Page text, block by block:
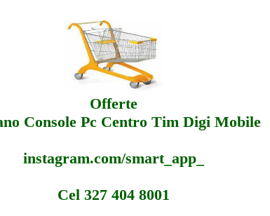
Offerte
Console Pc Centro Tim Digi Mobile
instagram.com/smart_app_
Cel 327 404 8001